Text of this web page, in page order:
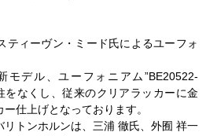
ティーヴン・ミード氏によるユーフォ
モデル、ユーフォニアム”BE20522-
をなくし、従来のクリアラッカーに金
仕上げとなっております。
トンホルンは、三浦 徹氏、外囿 祥一